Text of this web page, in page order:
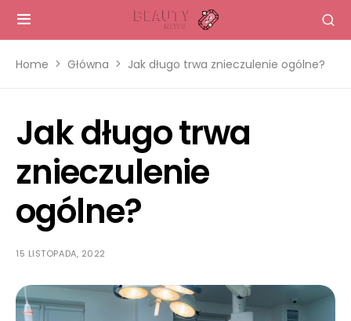
Home Główna Jak długo trwa znieczulenie ogólne?
Jak długo trwa
znieczulenie
ogólne?
15 LISTOPADA, 2022